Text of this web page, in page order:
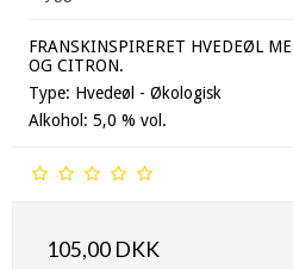
FRANSKINSPIRERET HVEDEØL
OG CITRON.
Type: Hvedeøl - Økologisk
Alkohol: 5,0 % vol.
105,00 DKK